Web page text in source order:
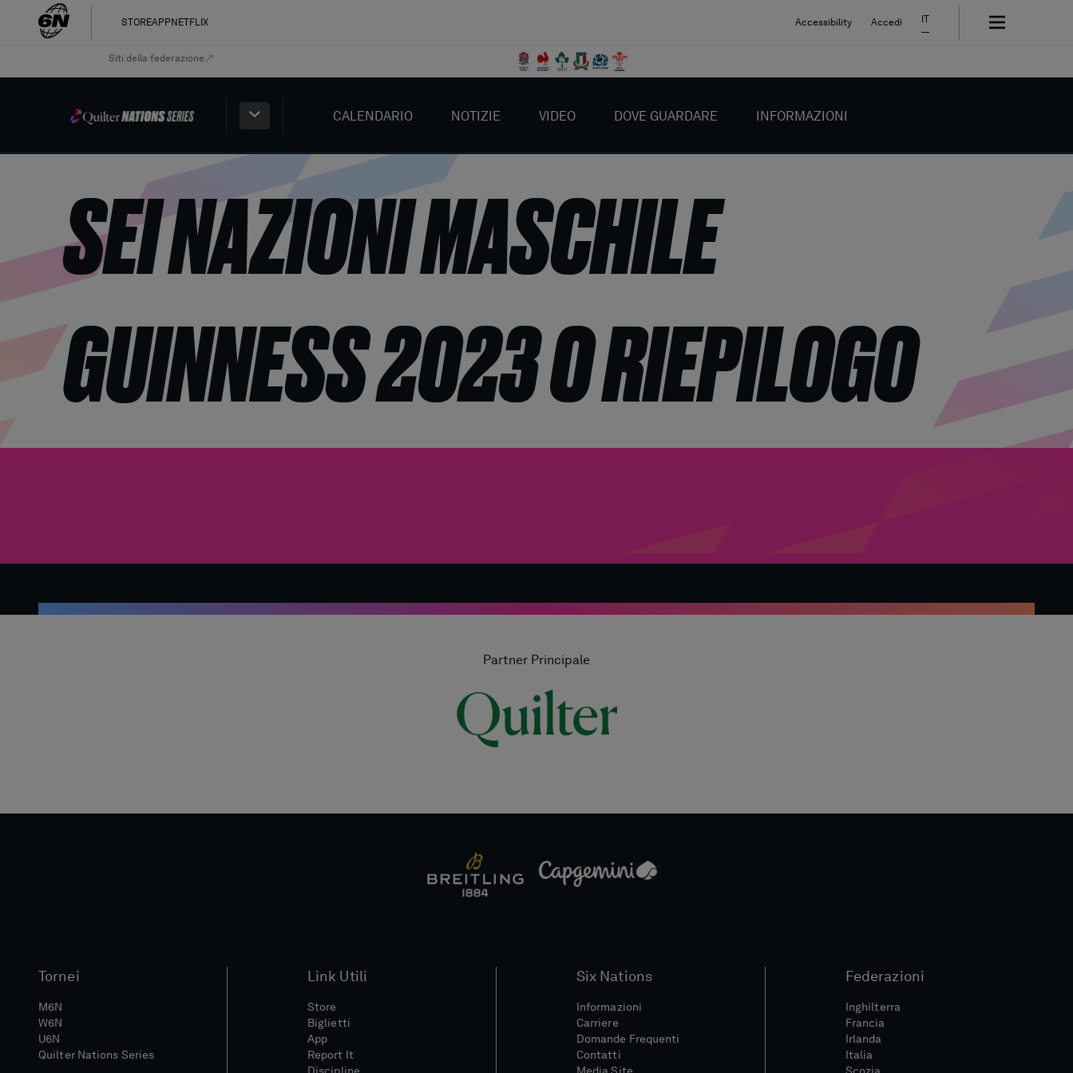
STOREAPP NETFLIX Accessibility Accedi IT
Siti della federazione
CALENDARIO NOTIZIE VIDEO DOVE GUARDARE INFORMAZIONI
SEI NAZIONI MASCHILE
GUINNESS 2023 O RIEPILOGO
Partner Principale
Tornei
M6N
W6N
U6N
Quilter Nations Series
Link Utili
Store
Biglietti
App
Report It
Six Nations
Informazioni
Carriere
Domande Frequenti
Contatti
Federazioni
Inghilterra
Francia
Irlanda
Italia